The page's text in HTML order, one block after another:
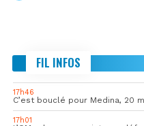
FIL INFOS
17h46
C’est bouclé pour Medina, 20
17h01